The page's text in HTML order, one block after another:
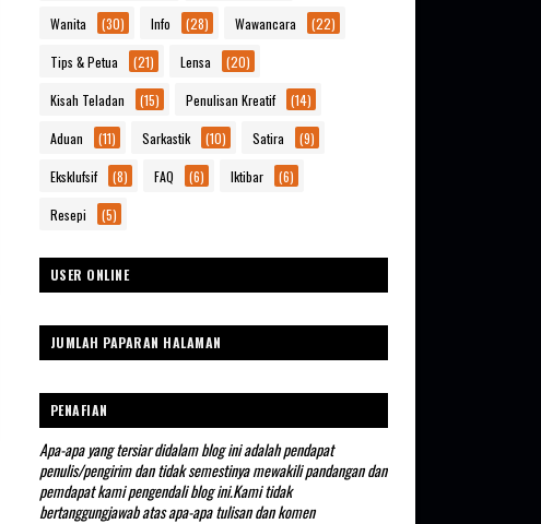
Wanita (30) Info (28) Wawancara (22)
Tips & Petua (21) Lensa (20)
Kisah Teladan (15) Penulisan Kreatif (14)
Aduan (11) Sarkastik (10) Satira (9)
Eksklufsif (8) FAQ (6) Iktibar (6)
Resepi (5)
USER ONLINE
JUMLAH PAPARAN HALAMAN
PENAFIAN
Apa-apa yang tersiar didalam blog ini adalah pendapat
penulis/pengirim dan tidak semestinya mewakili pandangan dan
pemdapat kami pengendali blog ini.Kami tidak
bertanggungjawab atas apa-apa tulisan dan komen